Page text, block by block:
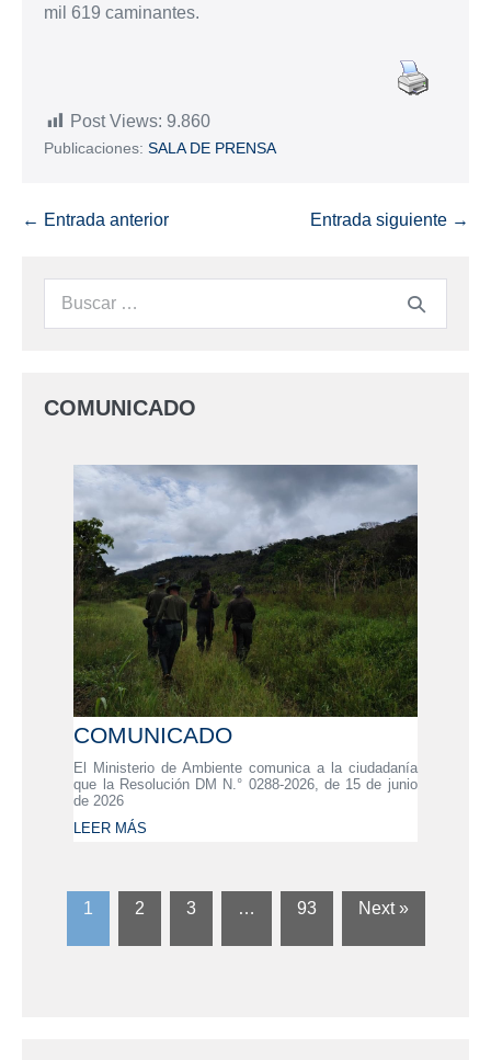
mil 619 caminantes.
Post Views: 9.860
Publicaciones: SALA DE PRENSA
← Entrada anterior Entrada siguiente →
COMUNICADO
COMUNICADO
El Ministerio de Ambiente comunica a la ciudadanía
que la Resolución DM N.° 0288-2026, de 15 de junio
de 2026
LEER MÁS
1 2 3 … 93 Next »